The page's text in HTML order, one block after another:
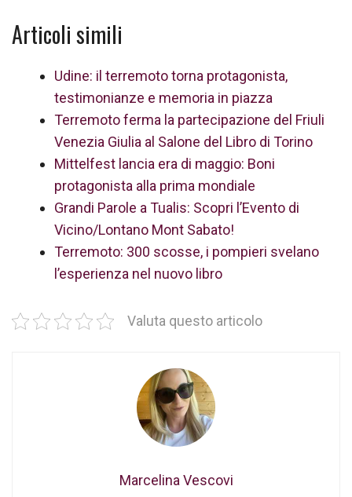
Articoli simili
Udine: il terremoto torna protagonista,
testimonianze e memoria in piazza
Terremoto ferma la partecipazione del Friuli
Venezia Giulia al Salone del Libro di Torino
Mittelfest lancia era di maggio: Boni
protagonista alla prima mondiale
Grandi Parole a Tualis: Scopri l’Evento di
Vicino/Lontano Mont Sabato!
Terremoto: 300 scosse, i pompieri svelano
l’esperienza nel nuovo libro
Valuta questo articolo
Marcelina Vescovi